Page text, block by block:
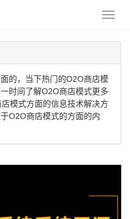
的，当下热门的O2O商店模
时间了解O2O商店模式更多
模式方面的信息技术解决方
O2O商店模式的方面的内